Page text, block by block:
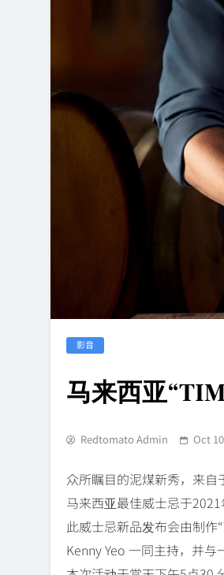
影音
马来西亚
Redtomato Admin Oct
众所瞩目的泥煤新秀，来自
马来西亚最佳威士忌于
此威士忌新品发布会由制
Kenny Yeo 一同主持，并与